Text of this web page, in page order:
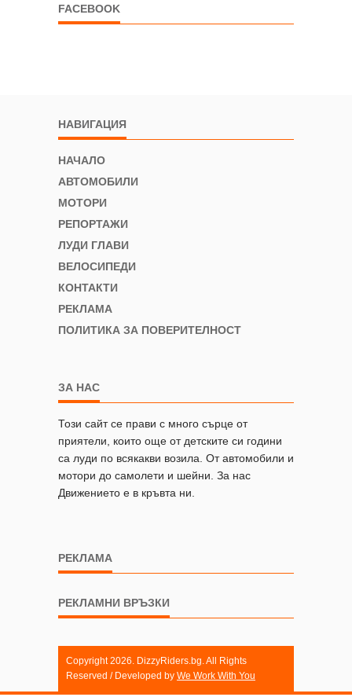
FACEBOOK
НАВИГАЦИЯ
НАЧАЛО
АВТОМОБИЛИ
МОТОРИ
РЕПОРТАЖИ
ЛУДИ ГЛАВИ
ВЕЛОСИПЕДИ
КОНТАКТИ
РЕКЛАМА
ПОЛИТИКА ЗА ПОВЕРИТЕЛНОСТ
ЗА НАС
Този сайт се прави с много сърце от
приятели, които още от детските си години
са луди по всякакви возила. От автомобили и
мотори до самолети и шейни. За нас
Движението е в кръвта ни.
РЕКЛАМА
РЕКЛАМНИ ВРЪЗКИ
Copyright 2026. DizzyRiders.bg. All Rights
Reserved / Developed by We Work With You